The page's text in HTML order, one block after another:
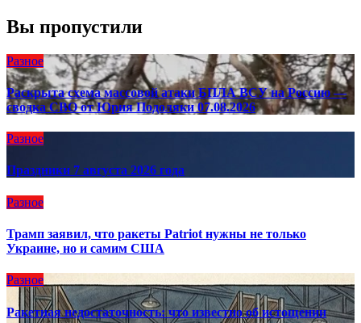
Вы пропустили
Разное
Раскрыта схема массовой атаки БПЛА ВСУ на Россию —
сводка СВО от Юрия Подоляки 07.08.2026
Разное
Праздники 7 августа 2026 года
Разное
Трамп заявил, что ракеты Patriot нужны не только
Украине, но и самим США
Разное
Ракетная недостаточность: что известно об истощении